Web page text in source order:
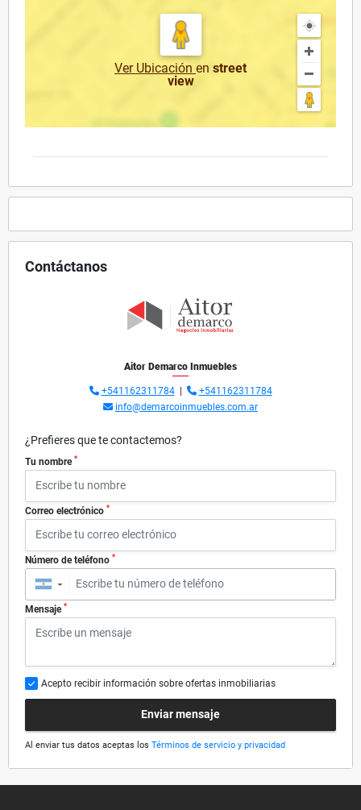
Ver Ubicación en street
view
Contáctanos
Aitor Demarco Inmuebles
+541162311784|
+541162311784
info@demarcoinmuebles.com.ar
¿Prefieres que te contactemos?
Tu nombre *
Correo electrónico *
Número de teléfono *
▼
Mensaje *
Acepto recibir información sobre ofertas inmobiliarias
Enviar mensaje
Al enviar tus datos aceptas los Términos de servicio y privacidad